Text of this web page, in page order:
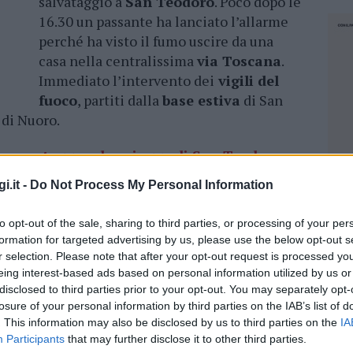
- Do Not Process My Personal Information
opt-out of the sale, sharing to third parties, or processing of your
for targeted advertising by us, please use the below opt-out
selection. Please note that after your opt-out request is processed
interest-based ads based on personal information utilized by us
to third parties prior to your opt-out. You may separately
of your personal information by third parties on the IAB’s list of
This information may also be disclosed by us to third parties on the
Participants that may further disclose it to other third parties.
16.30 un passante ha lanciato l’allarme
perché ha visto il fumo uscire da una
casa nella centralissimavia Toscana.
Immediato l’intervento dei vigili del
fuoco, partiti dallabase estiva di San
Nuoro.
proteggere le spiagge di San Teodoro e
all’interno dell’appartamento c’era un
rischiava di morire per le esalazioni dei
portato all’esterno dello stabile e
si è occupato del trasferimento in
del115ha domato le fiamme e esso in
dell’incendio è intervenuta anche laPolizia